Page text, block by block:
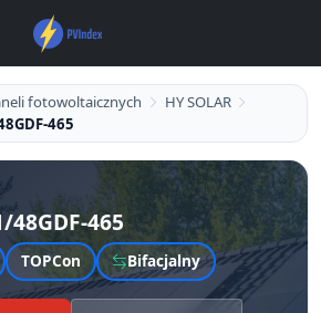
fotowoltaicznych
HY SOLAR
465
48GDF-465
TOPCon Bifacjalny